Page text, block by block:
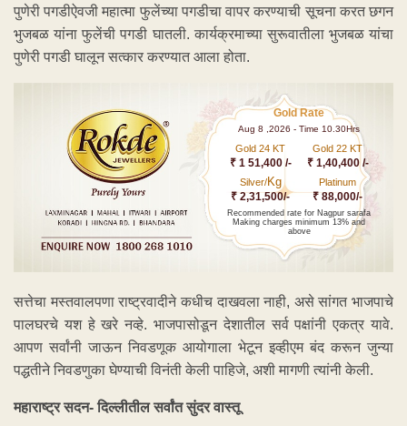
पुणेरी पगडीऐवजी महात्मा फुलेंच्या पगडीचा वापर करण्याची सूचना करत छगन
भुजबळ यांना फुलेंची पगडी घातली. कार्यक्रमाच्या सुरूवातीला भुजबळ यांचा
पुणेरी पगडी घालून सत्कार करण्यात आला होता.
Gold Rate
Aug 8 ,2026 - Time 10.30Hrs
Gold 24 KT
₹ 1 51,400 /-
Gold 22 KT
₹ 1,40,400 /-
Silver/Kg
₹ 2,31,500/-
Platinum
₹ 88,000/-
Recommended rate for Nagpur sarafa
Making charges minimum 13% and
above
सत्तेचा मस्तवालपणा राष्ट्रवादीने कधीच दाखवला नाही, असे सांगत भाजपाचे
पालघरचे यश हे खरे नव्हे. भाजपासोडून देशातील सर्व पक्षांनी एकत्र यावे.
आपण सर्वांनी जाऊन निवडणूक आयोगाला भेटून इव्हीएम बंद करून जुन्या
पद्धतीने निवडणुका घेण्याची विनंती केली पाहिजे, अशी मागणी त्यांनी केली.
महाराष्ट्र सदन- दिल्लीतील सर्वांत सुंदर वास्तू